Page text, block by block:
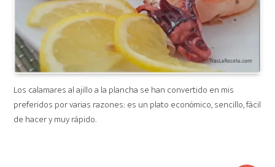
Los calamares al ajillo a la plancha se han convertido en mis
preferidos por varias razones: es un plato económico, sencillo, fácil
de hacer y muy rápido.